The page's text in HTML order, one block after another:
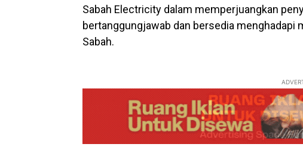
Sabah Electricity dalam memperjuangkan
bertanggungjawab dan bersedia menghadapi
Sabah.